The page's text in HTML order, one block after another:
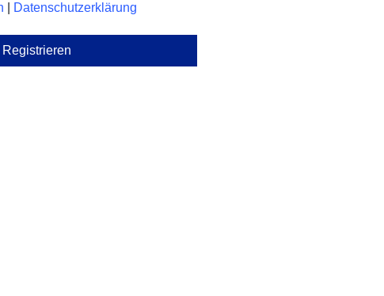
Datenschutzerklärung
Registrieren